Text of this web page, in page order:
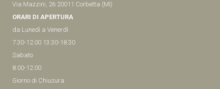
Via Mazzini, 26 20011 Corbetta (MI)
ORARI DI APERTURA
da Lunedì a Venerdì
7.30-12.00 13.30-18.30
Sabato
8.00-12.00
Giorno di Chiusura